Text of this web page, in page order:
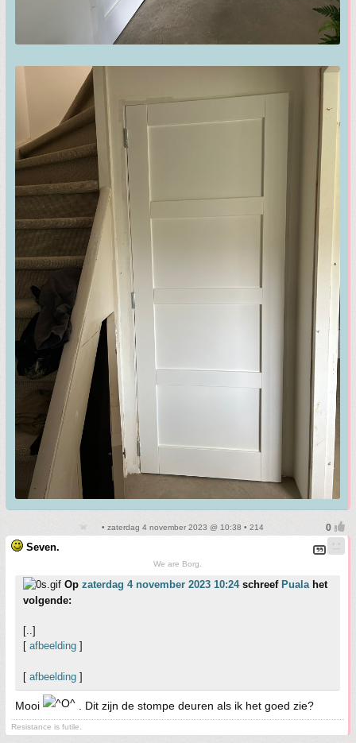
• zaterdag 4 november 2023 @ 10:38 • 214
Seven.
We are Borg.
Op zaterdag 4 november 2023 10:24schreef Puala het
volgende:
[..]
[ afbeelding ]
[ afbeelding ]
Mooi . Dit zijn de stompe deuren als ik het goed zie?
Resistance is futile.